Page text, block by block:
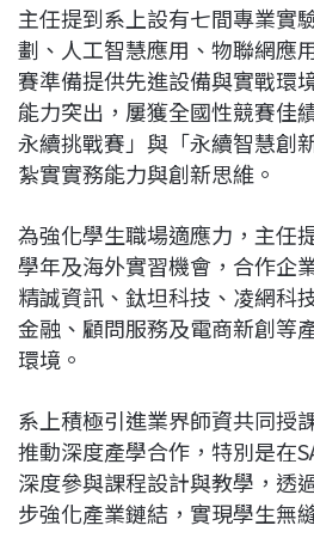
主任提到系上設有七間專業實
劃、人工智慧應用、物聯網應
賽準備提供先進設備與實戰環
能力突出，屢獲全國性競賽佳
永續挑戰賽」與「永續智慧創
紮實實務能力與創新思維。
為強化學生職場適應力，主任
學年及海外實習機會，合作企
精誠資訊、鈦坦科技、凌網科
金融、顧問服務及電商新創等
環境。
系上積極引進業界師資共同授
推動深度產學合作，特別是在
深度參與課程設計與教學，透
步強化產業鏈結，實現學生無